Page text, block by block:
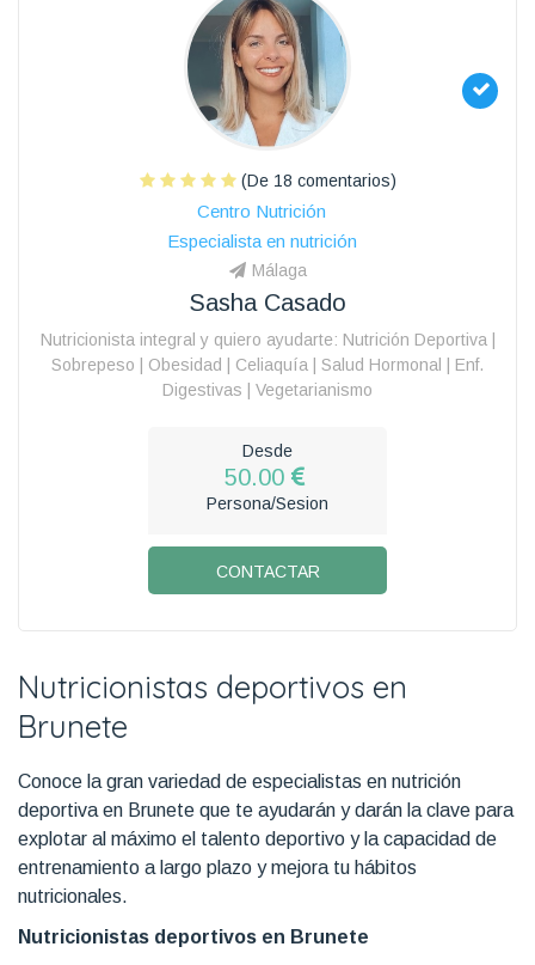
(De 18 comentarios)
Centro Nutrición
Especialista en nutrición
Málaga
Sasha Casado
Nutricionista integral y quiero ayudarte: Nutrición Deportiva |
Sobrepeso | Obesidad | Celiaquía | Salud Hormonal | Enf.
Digestivas | Vegetarianismo
Desde
50.00
Persona/Sesion
CONTACTAR
Nutricionistas deportivos en
Brunete
Conoce la gran variedad de especialistas en nutrición
deportiva en Brunete que te ayudarán y darán la clave para
explotar al máximo el talento deportivo y la capacidad de
entrenamiento a largo plazo y mejora tu hábitos
nutricionales.
Nutricionistas deportivos en Brunete